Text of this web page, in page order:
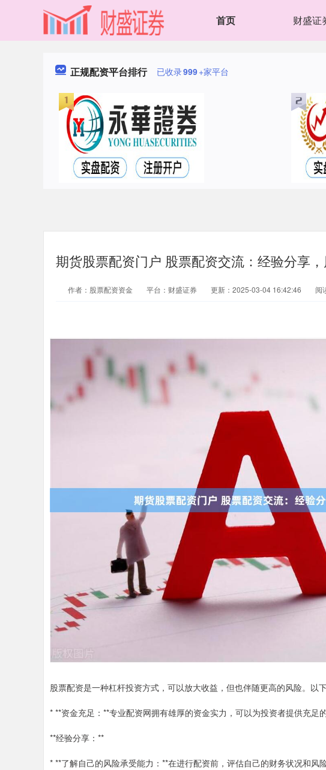
首页 财盛证
正规配资平台排行 已收录999+家平台
期货股票配资门户 股票配资交流：经验分享
作者：股票配资资金 平台：财盛证券 更新：2025-03-04 16:42:46 阅
股票配资是一种杠杆投资方式，可以放大收益，但也伴随更高的风险。以
* **资金充足：**专业配资网拥有雄厚的资金实力，可以为投资者提供充足
**经验分享：**
* **了解自己的风险承受能力：**在进行配资前，评估自己的财务状况和风